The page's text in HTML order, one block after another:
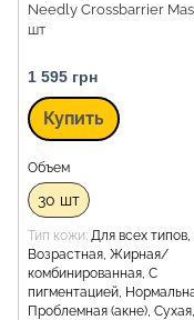
Needly Crossbarrier
шт
1 595 грн
Купить
Объем
30 шт
Тип кожи Для всех типов,
Возрастная, Жирная/
комбинированная, С
пигментацией,
Проблемная (акне), Сухая,